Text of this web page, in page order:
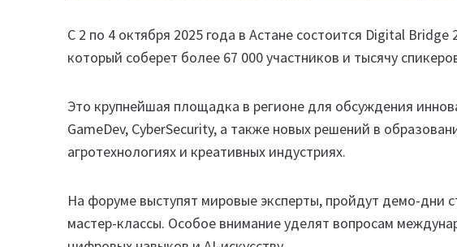
С 2 по 4 октября 2025 года в Астане состоится Digital
который соберет более 67 000 участников и тысячу
Это крупнейшая площадка в регионе для обсуждения
GameDev, CyberSecurity, а также новых решений в
агротехнологиях и креативных индустриях.
На форуме выступят мировые эксперты, пройдут демо-дни
мастер-классы. Особое внимание уделят вопросам